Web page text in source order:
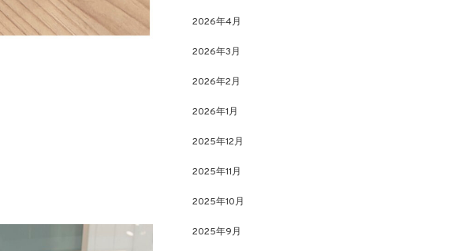
2026年4月
2026年3月
2026年2月
2026年1月
2025年12月
2025年11月
2025年10月
2025年9月